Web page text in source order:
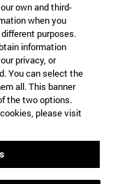
own and third-
when you
purposes.
information
privacy, or
You can select the
all. This banner
the two options.
please visit